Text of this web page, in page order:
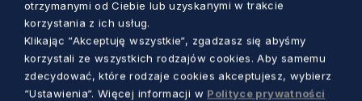
pytania o prawo do bycia Polakiem na przekór
historii.
W spektaklu występują:
otrzymanymi od Ciebie lub uzyskanymi w trakcie
korzystania z ich usług.
Klikając “Akceptuję wszystkie“, zgadzasz się abyśmy
korzystali ze wszystkich rodzajów cookies. Aby samemu
zdecydować, które rodzaje cookies akceptujesz, wybierz
“Ustawienia“. Więcej informacji w Polityce prywatności